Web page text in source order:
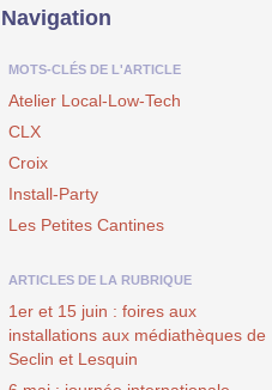
Navigation
MOTS-CLÉS DE L'ARTICLE
Atelier Local-Low-Tech
CLX
Croix
Install-Party
Les Petites Cantines
ARTICLES DE LA RUBRIQUE
1er et 15 juin : foires aux
installations aux médiathèques de
Seclin et Lesquin